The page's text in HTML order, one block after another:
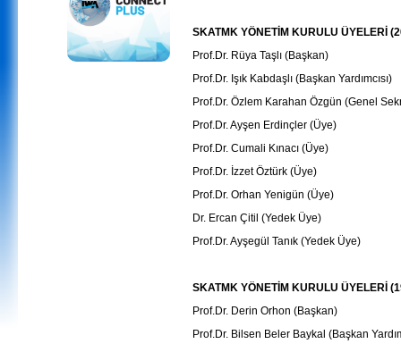
SKATMK YÖNETİM KURULU ÜYELERİ
Prof.Dr. Rüya Taşlı (Başkan)
Prof.Dr. Işık Kabdaşlı (Başkan Yardımcısı)
Prof.Dr. Özlem Karahan Özgün (Genel
Prof.Dr. Ayşen Erdinçler (Üye)
Prof.Dr. Cumali Kınacı (Üye)
Prof.Dr. İzzet Öztürk (Üye)
Prof.Dr. Orhan Yenigün (Üye)
Dr. Ercan Çitil (Yedek Üye)
Prof.Dr. Ayşegül Tanık (Yedek Üye)
SKATMK YÖNETİM KURULU ÜYELERİ
Prof.Dr. Derin Orhon (Başkan)
Prof.Dr. Bilsen Beler Baykal (Başkan